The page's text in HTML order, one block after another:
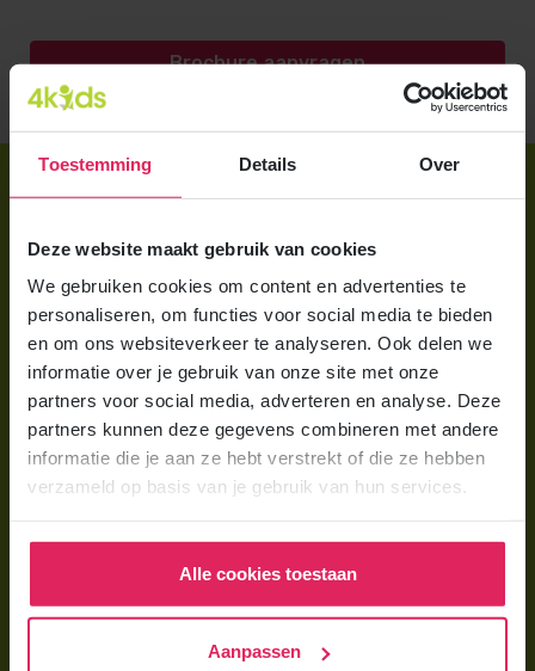
Toestemming Details Over
Deze website maakt gebruik van cookies
We gebruiken cookies om content en advertenties te
personaliseren, om functies voor social media te bieden
en om ons websiteverkeer te analyseren. Ook delen we
informatie over je gebruik van onze site met onze
partners voor social media, adverteren en analyse. Deze
partners kunnen deze gegevens combineren met andere
informatie die je aan ze hebt verstrekt of die ze hebben
verzameld op basis van je gebruik van hun services.
Alle cookies toestaan
Aanpassen
Brochure aanvragen
Brochure aanvragen
Berekening maken
Wat is gastouderopvang?
Wat kost een gastouder?